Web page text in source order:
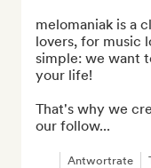
melomaniak is a
lovers, for music
simple: we want
your life!
That's why we
our follow...
Antwortrate